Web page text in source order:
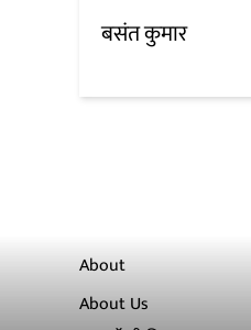
बसंत कुमार
About
About Us